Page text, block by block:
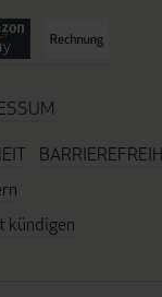
kündigen